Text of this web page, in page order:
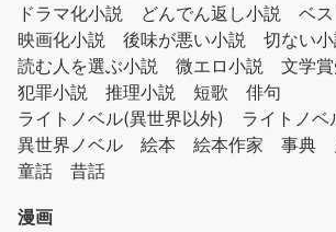
ドラマ化小説
どんでん返し小説
ベ
映画化小説
後味が悪い小説
切ない小
読む人を選ぶ小説
微エロ小説
文学
犯罪小説
推理小説 短歌
俳句
ライトノベル(異世界以外)
ライトノベ
異世界ノベル
絵本 絵本作家 事典
童話
昔話
漫画